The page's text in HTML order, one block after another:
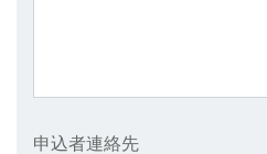
申込者連絡先